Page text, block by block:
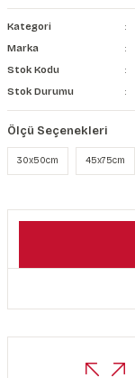
Duvar Kanvası
Kategori
Marka
Stok Kodu
Stok Durumu
Ölçü Seçenekleri
30x50cm 45x75cm